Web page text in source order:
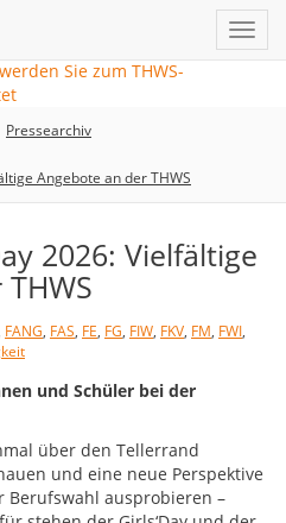
Pressearchiv
Angebote an der THWS
2026: Vielfältige
FANG, FAS, FE, FG, FIW, FKV, FM, FWI,
und Schüler bei der
über den Tellerrand
und eine neue Perspektive
Berufswahl ausprobieren –